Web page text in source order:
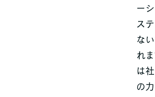
ー
ス
な
れ
は
の